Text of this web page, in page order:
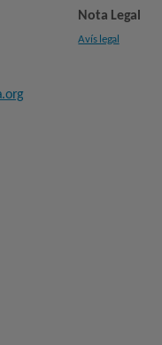
Nota Legal
Avís legal